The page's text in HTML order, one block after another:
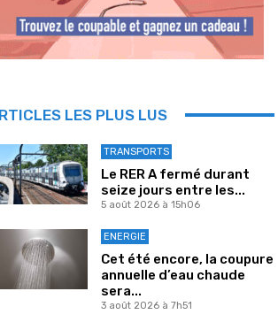
LES PLUS LUS
TRANSPORTS
Le RER A fermé durant
seize jours entre les...
5 août 2026 à 15h06
ENERGIE
Cet été encore, la coupure
annuelle d’eau chaude
sera...
3 août 2026 à 7h51